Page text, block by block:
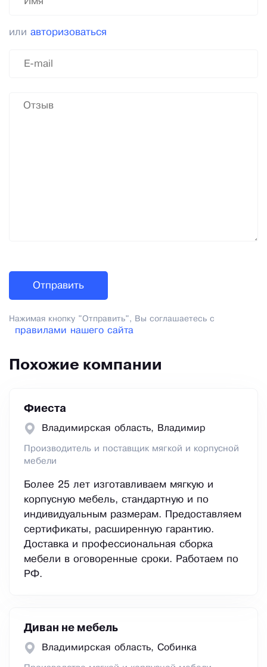
или авторизоваться
Нажимая кнопку "Отправить", Вы соглашаетесь с
правилами нашего сайта
Похожие компании
Фиеста
Владимирская область, Владимир
Производитель и поставщик мягкой и корпусной
мебели
Более 25 лет изготавливаем мягкую и
корпусную мебель, стандартную и по
индивидуальным размерам. Предоставляем
сертификаты, расширенную гарантию.
Доставка и профессиональная сборка
мебели в оговоренные сроки. Работаем по
РФ.
Диван не мебель
Владимирская область, Собинка